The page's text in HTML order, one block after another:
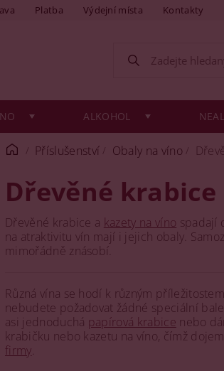
Platba Výdejní místa Kontakty
ALKOHOL
Příslušenství Obaly na víno
Dřevěné
Dřevěné krabice a kazety na víno spadají
na atraktivitu vín mají i jejich obaly.
mimořádně znásobí.
Různá vína se hodí k různým
nebudete požadovat žádné speciální
asi jednoduchá papírová krabice nebo
krabičku nebo kazetu na víno, čímž
firmy